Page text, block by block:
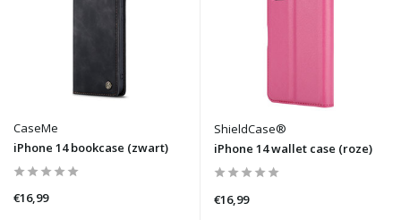
CaseMe
iPhone 14 bookcase (zwart)
€16,99
ShieldCase®
iPhone 14 wallet case (roze)
€16,99